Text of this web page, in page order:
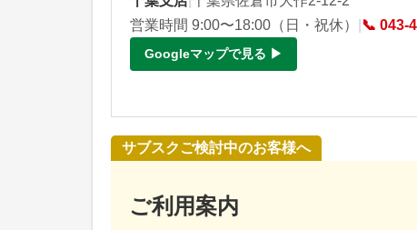
営業時間 9:00〜18:00（日・祝休）
📞 043-
Googleマップで見る ▶
サブスクご検討中のお客様へ
ご利用案内